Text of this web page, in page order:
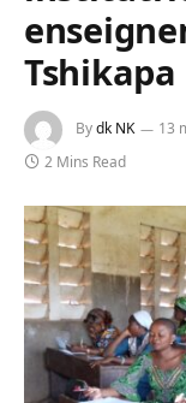
Tshikapa
Bydk NK 13
2 Mins Read